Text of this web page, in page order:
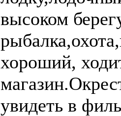
высоком
хороший,
увидеть в